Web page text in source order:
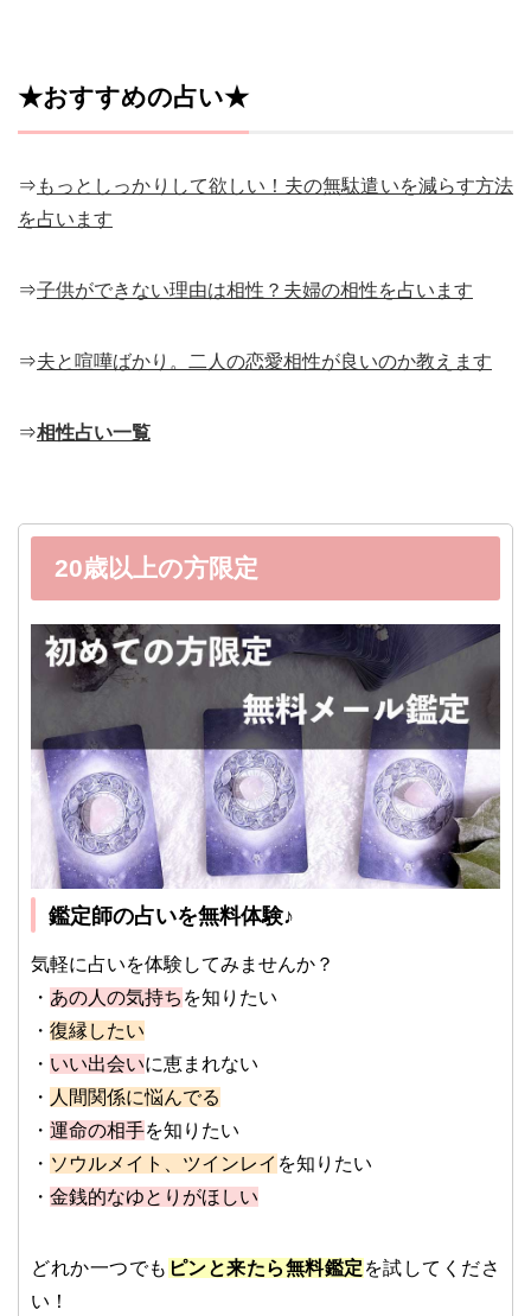
★おすすめの占い★
⇒ もっとしっかりして欲しい！夫の無駄遣いを減らす方法
を占います
⇒子供ができない理由は相性？夫婦の相性を占います
⇒夫と喧嘩ばかり。二人の恋愛相性が良いのか教えます
⇒相性占い一覧
20歳以上の方限定
鑑定師の占いを無料体験♪
気軽に占いを体験してみませんか？
・ あの人の気持ち を知りたい
・ 復縁したい
・ いい出会いに恵まれない
・ 人間関係に悩んでる
・ 運命の相手を知りたい
・ ソウルメイト、ツインレイ を知りたい
・ 金銭的なゆとりがほしい
どれか一つでも ピンと来たら無料鑑定 を試してくださ
い！